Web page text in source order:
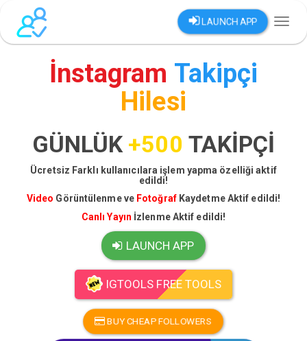
LAUNCH APP
İnstagram Takipçi
Hilesi
GÜNLÜK +500 TAKİPÇİ
Ücretsiz Farklı kullanıcılara işlem yapma özelliği aktif
edildi!
Video Görüntülenme ve Fotoğraf Kaydetme Aktif edildi!
Canlı Yayın İzlenme Aktif edildi!
LAUNCH APP
IGTOOLS FREE TOOLS
BUY CHEAP FOLLOWERS